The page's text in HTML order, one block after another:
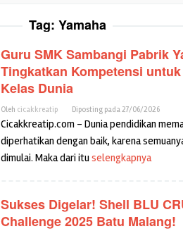
Tag: Yamaha
Guru SMK Sambangi Pabrik
Tingkatkan Kompetensi
Kelas Dunia
Oleh cicakkreatip Diposting pada27/06/2026
Cicakkreatip.com – Dunia pendidikan
diperhatikan dengan baik, karena
dimulai. Maka dari ituselengkapnya
Sukses Digelar! Shell BLU
Challenge 2025 Batu Malang!